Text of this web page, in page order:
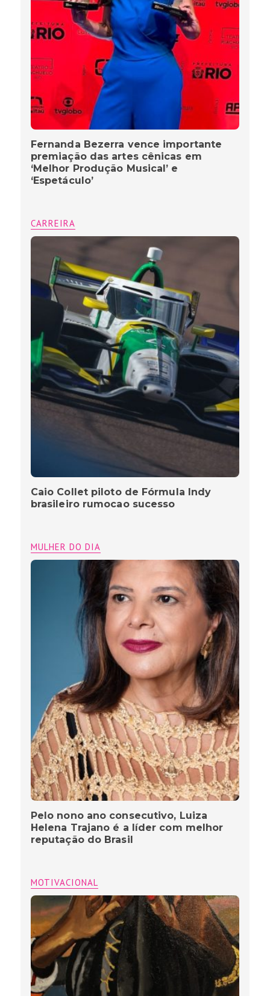
Fernanda Bezerra vence importante
premiação das artes cênicas em
‘Melhor Produção Musical’ e
‘Espetáculo’
CARREIRA
Caio Collet piloto de Fórmula Indy
brasileiro rumocao sucesso
MULHER DO DIA
Pelo nono ano consecutivo, Luiza
Helena Trajano é a líder com melhor
reputação do Brasil
MOTIVACIONAL